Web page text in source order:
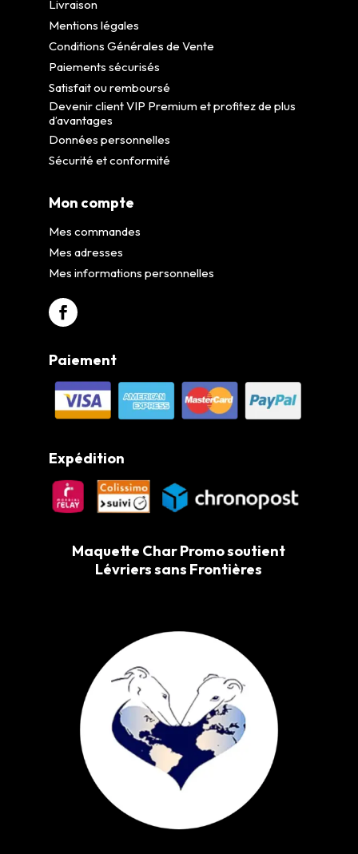
Livraison
Mentions légales
Conditions Générales de Vente
Paiements sécurisés
Satisfait ou remboursé
Devenir client VIP Premium et profitez de plus
d’avantages
Données personnelles
Sécurité et conformité
Mon compte
Mes commandes
Mes adresses
Mes informations personnelles
Paiement
Expédition
Maquette Char Promo soutient
Lévriers sans Frontières